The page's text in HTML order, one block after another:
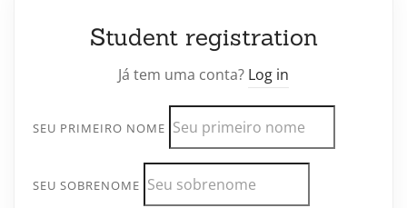
Student registration
Já tem uma conta? Log in
SEU PRIMEIRO NOME
SEU SOBRENOME